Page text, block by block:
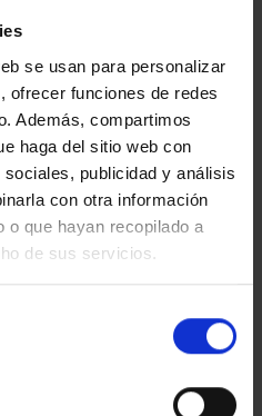
se usan para personalizar
ofrecer funciones de redes
Además, compartimos
haga del sitio web con
publicidad y análisis
con otra información
o que hayan recopilado a
de sus servicios.